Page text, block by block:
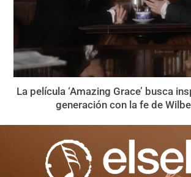
La película ‘Amazing Grace’ busca
generación con la fe de